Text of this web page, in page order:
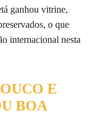
ganhou vitrine,
o que
internacional nesta
E
BOA